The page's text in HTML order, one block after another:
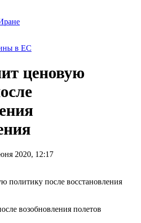
в ЕС
ценовую
2020, 12:17
возобновления полетов